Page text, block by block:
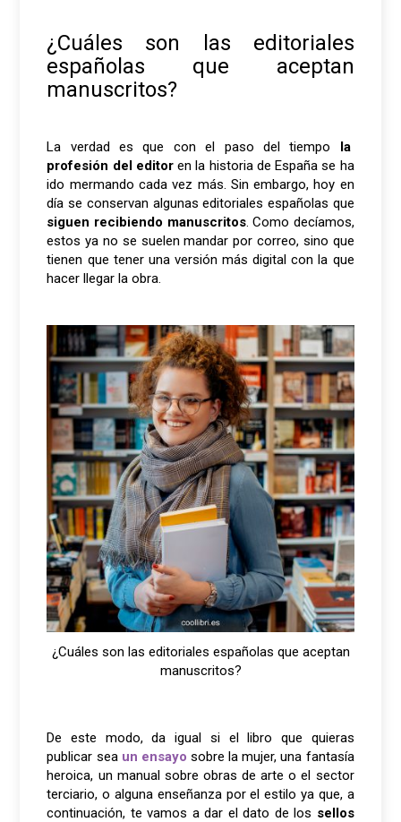
¿Cuáles son las editoriales
españolas que aceptan
manuscritos?
La verdad es que con el paso del tiempo la
profesión del editoren la historia de España se ha
ido mermando cada vez más. Sin embargo, hoy en
día se conservan algunas editoriales españolas que
siguen recibiendo manuscritos. Como decíamos,
estos ya no se suelen mandar por correo, sino que
tienen que tener una versión más digital con la que
hacer llegar la obra.
¿Cuáles son las editoriales españolas que aceptan
manuscritos?
De este modo, da igual si el libro que quieras
publicar sea un ensayo sobre la mujer, una fantasía
heroica, un manual sobre obras de arte o el sector
terciario, o alguna enseñanza por el estilo ya que, a
continuación, te vamos a dar el dato de los sellos